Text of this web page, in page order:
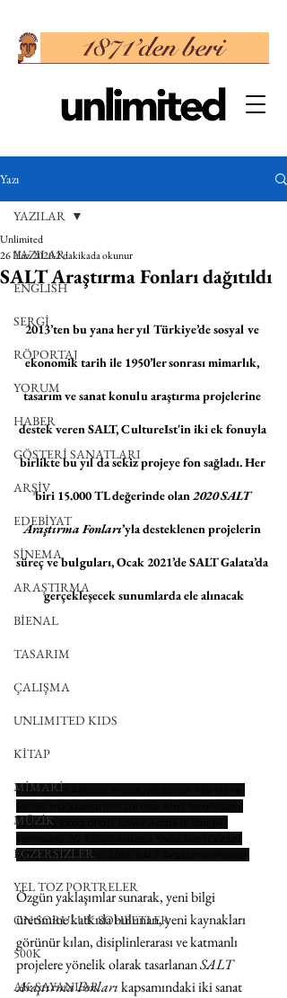
Yazı
YAZILAR
ENGLISH
SERGİ
RÖPORTAJ
YORUM
HABER
GÖSTERİ SANATLARI
ARŞİV
EDEBİYAT
SİNEMA
ARAŞTIRMA
BİENAL
TASARIM
ÇALIŞMA
UNLIMITED KIDS
KİTAP
MİMARİ
MÜZİK
EGZERSİZLER
YEL TOZ PORTRELER
ON SORULUK SOHBETLER
500K
AK-SAYANLAR
YAZILAR
SALT Araştırma Fonları dağıtıldı
Unlimited
26 Haz 20202 dakikada okunur
2013’ten bu yana her yıl Türkiye’de sosyal ve
ekonomik tarih ile 1950’ler sonrası mimarlık,
tasarım ve sanat konulu araştırma projelerine
destek veren SALT, CultureIst'in iki ek fonuyla
birlikte bu yıl da sekiz projeye fon sağladı. Her
biri 15.000 TL değerinde olan 2020 SALT
Araştırma Fonları’yla desteklenen projelerin
süreç ve bulguları, Ocak 2021’de SALT Galata’da
gerçekleşecek sunumlarda ele alınacak
1960’larda Ankara, Kızılay’da açılan Markiz ve
çekilmiş fotoğrafları, Enver Arcak’ın izniyle,
Araştırma Projesi
Özgün yaklaşımlar sunarak, yeni bilgi
üretimine katkıda bulunan, yeni kaynakları
görünür kılan, disiplinlerarası ve katmanlı
projelere yönelik olarak tasarlanan SALT
Araştırma Fonları kapsamındaki iki sanat